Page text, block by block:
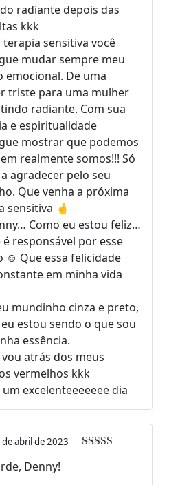
radiante depois das
kkk
terapia sensitiva você
mudar sempre meu
emocional. De uma
triste para uma mulher
radiante. Com sua
e espiritualidade
mostrar que podemos
realmente somos!!! Só
agradecer pelo seu
Que venha a próxima
sensitiva 🤞
Como eu estou feliz…
é responsável por esse
☺️ Que essa felicidade
em minha vida
mundinho cinza e preto,
estou sendo o que sou
essência.
atrás dos meus
vermelhos kkk
excelenteeeeeee dia
de abril de 2023
Denny!